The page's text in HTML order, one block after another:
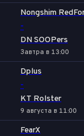
Nongshim
-
DN SOOPers
Завтра в 13:00
Dplus
-
KT Rolster
9 августа в 11:00
FearX